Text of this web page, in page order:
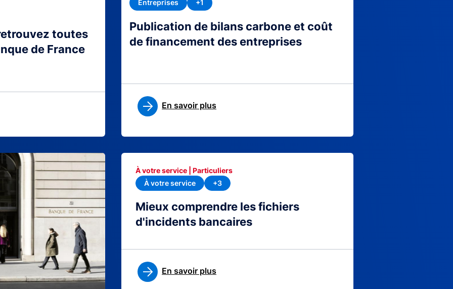
Publication de bilans carbone et coût
de financement des entreprises
Entreprises
+1
En savoir plus
toutes
de France
Mieux comprendre les fichiers
d'incidents bancaires
À votre service | Particuliers
À votre service
+3
En savoir plus